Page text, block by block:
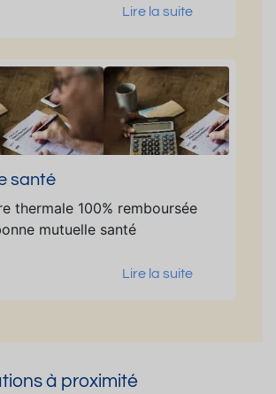
Lire la suite
santé
thermale 100% remboursée
mutuelle santé
Lire la suite
à proximité